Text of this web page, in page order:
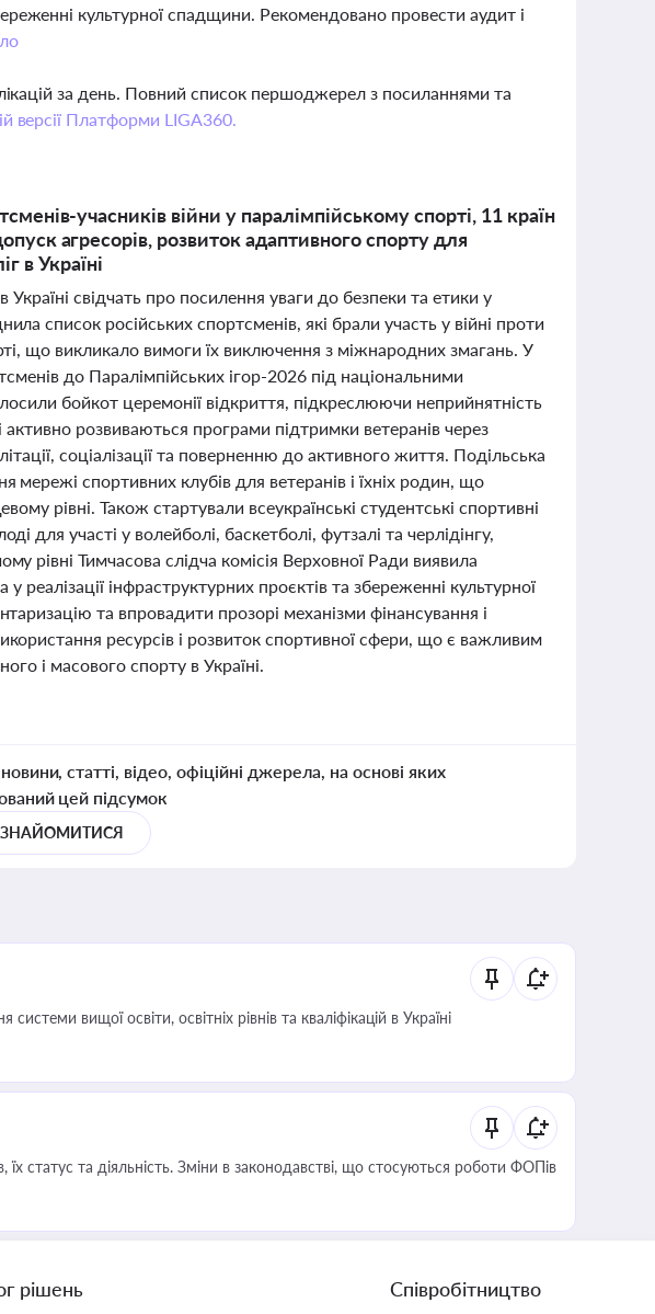
культурної спадщини. Рекомендовано провести аудит і
за день. Повний список першоджерел з посиланнями та
версії Платформи LIGA360.
учасників війни у паралімпійському спорті, 11 країн
агресорів, розвиток адаптивного спорту для
в Україні
свідчать про посилення уваги до безпеки та етики у
список російських спортсменів, які брали участь у війні проти
що викликало вимоги їх виключення з міжнародних змагань. У
до Паралімпійських ігор-2026 під національними
бойкот церемонії відкриття, підкреслюючи неприйнятність
активно розвиваються програми підтримки ветеранів через
соціалізації та поверненню до активного життя. Подільська
мережі спортивних клубів для ветеранів і їхніх родин, що
рівні. Також стартували всеукраїнські студентські спортивні
для участі у волейболі, баскетболі, футзалі та черлідінгу,
рівні Тимчасова слідча комісія Верховної Ради виявила
реалізації інфраструктурних проєктів та збереженні культурної
та впровадити прозорі механізми фінансування і
ресурсів і розвиток спортивної сфери, що є важливим
і масового спорту в Україні.
статті, відео, офіційні джерела, на основі яких
цей підсумок
вищої освіти, освітніх рівнів та кваліфікацій в Україні
їх статус та діяльність. Зміни в законодавстві, що стосуються роботи ФОПів
рішень Співробітництво